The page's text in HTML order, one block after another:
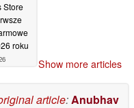
Store
roku
Show more articles
article:Anubhav